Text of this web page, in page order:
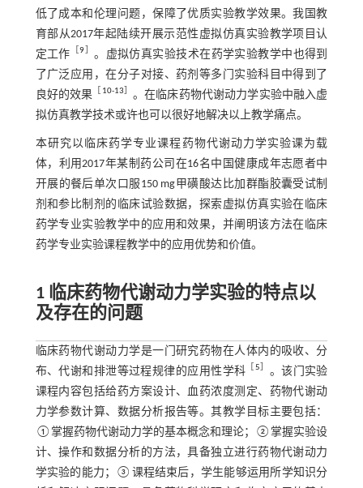
低了成本和伦理问题，保障了优质实验教学效果。我国教
育部从2017年起陆续开展示范性虚拟仿真实验教学项目认
定工作 ［9］ 。虚拟仿真实验技术在药学实验教学中也得到
了广泛应用，在分子对接、药剂等多门实验科目中得到了
良好的效果 ［ 10-13］ 。在临床药物代谢动力学实验中融入虚
拟仿真教学技术或许也可以很好地解决以上教学痛点。
本研究以临床药学专业课程药物代谢动力学实验课为载
体，利用2017年某制药公司在16名中国健康成年志愿者中
开展的餐后单次口服150 mg甲磺酸达比加群酯胶囊受试制
剂和参比制剂的临床试验数据，探索虚拟仿真实验在临床
药学专业实验教学中的应用和效果，并阐明该方法在临床
药学专业实验课程教学中的应用优势和价值。
1 临床药物代谢动力学实验的特点以
及存在的问题
临床药物代谢动力学是一门研究药物在人体内的吸收、分
布、代谢和排泄等过程规律的应用性学科 ［5］ 。该门实验
课程内容包括给药方案设计、血药浓度测定、药物代谢动
力学参数计算、数据分析报告等。其教学目标主要包括：
①掌握药物代谢动力学的基本概念和理论；②掌握实验设
计、操作和数据分析的方法，具备独立进行药物代谢动力
学实验的能力；③课程结束后，学生能够运用所学知识分